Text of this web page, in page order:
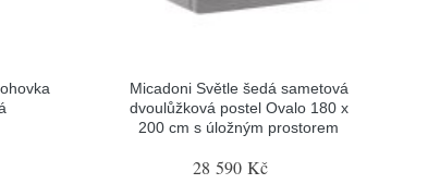
Micadoni Světle šedá sametová
dvoulůžková postel Ovalo 180 x
200 cm s úložným prostorem
28 590 Kč